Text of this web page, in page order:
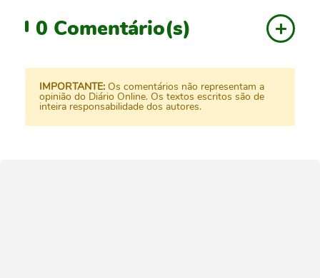
0 Comentário(s)
IMPORTANTE: Os comentários não representam a
opinião do Diário Online. Os textos escritos são de
inteira responsabilidade dos autores.